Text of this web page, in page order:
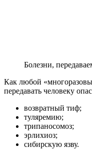
Болезни,
Как любой
передавать человеку
возвратный тиф;
туляремию;
трипаносомоз;
эрлихиоз;
сибирскую язву.